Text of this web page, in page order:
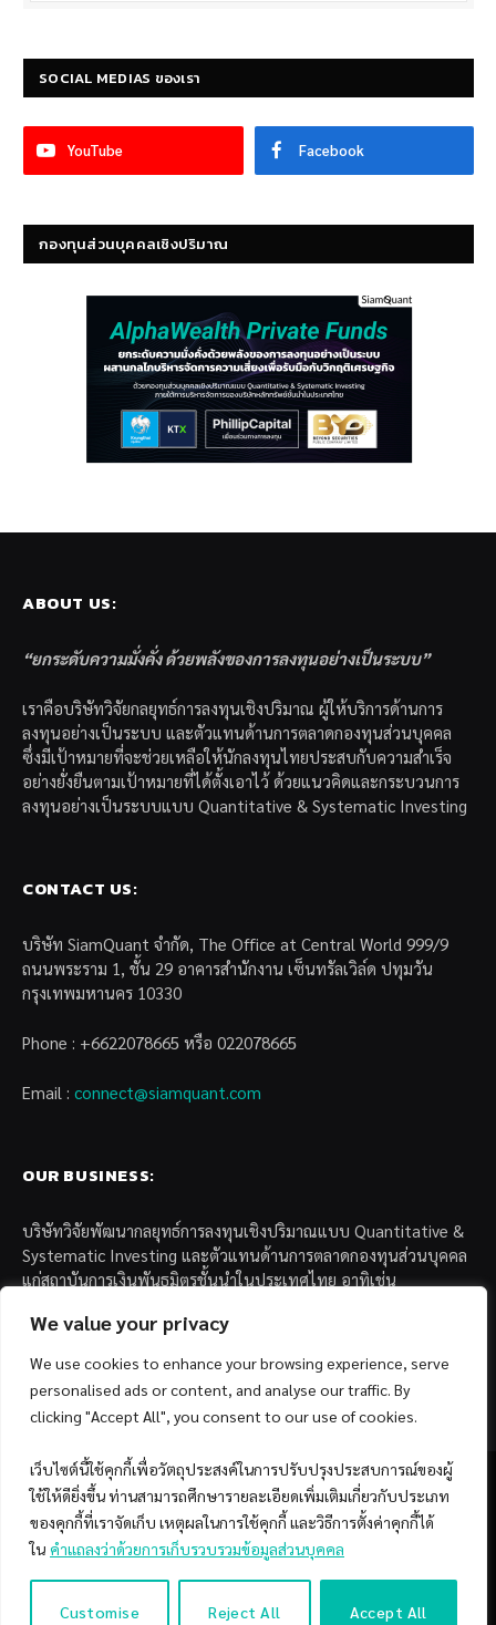
We value your privacy
We use cookies to enhance your browsing experience, serve
personalised ads or content, and analyse our traffic. By
clicking "Accept All", you consent to our use of cookies.
เว็บไซต์นี้ใช้คุกกี้เพื่อวัตถุประสงค์ในการปรับปรุงประสบการณ์ของผู้
ใช้ให้ดียิ่งขึ้น ท่านสามารถศึกษารายละเอียดเพิ่มเติมเกี่ยวกับประเภท
ของคุกกี้ที่เราจัดเก็บ เหตุผลในการใช้คุกกี้ และวิธีการตั้งค่าคุกกี้ได้
ใน คำแถลงว่าด้วยการเก็บรวบรวมข้อมูลส่วนบุคคล
Customise Reject All Accept All
SOCIAL MEDIAS ของเรา
YouTube Facebook
กองทุนส่วนบุคคลเชิงปริมาณ
ABOUT US:
“ยกระดับความมั่งคั่ง ด้วยพลังของการลงทุนอย่างเป็นระบบ”
เราคือบริษัทวิจัยกลยุทธ์การลงทุนเชิงปริมาณ ผู้ให้บริการด้านการ
ลงทุนอย่างเป็นระบบ และตัวแทนด้านการตลาดกองทุนส่วนบุคคล
ซึ่งมีเป้าหมายที่จะช่วยเหลือให้นักลงทุนไทยประสบกับความสำเร็จ
อย่างยั่งยืนตามเป้าหมายที่ได้ตั้งเอาไว้ ด้วยแนวคิดและกระบวนการ
ลงทุนอย่างเป็นระบบแบบ Quantitative & Systematic Investing
CONTACT US:
บริษัท SiamQuant จำกัด, The Office at Central World 999/9
ถนนพระราม 1, ชั้น 29 อาคารสำนักงาน เซ็นทรัลเวิล์ด ปทุมวัน
กรุงเทพมหานคร 10330
Phone : +6622078665 หรือ 022078665
Email : connect@siamquant.com
OUR BUSINESS:
บริษัทวิจัยพัฒนากลยุทธ์การลงทุนเชิงปริมาณแบบ Quantitative &
Systematic Investing และตัวแทนด้านการตลาดกองทุนส่วนบุคคล
แก่สถาบันการเงินพันธมิตรชั้นนำในประเทศไทย อาทิเช่น
– บล. กรุงไทย เอ็กซ์สปริง จำกัด
– บล. ฟิลลิป (ประเทศไทย) จำกัด (มหาชน)
Facebook YouTube